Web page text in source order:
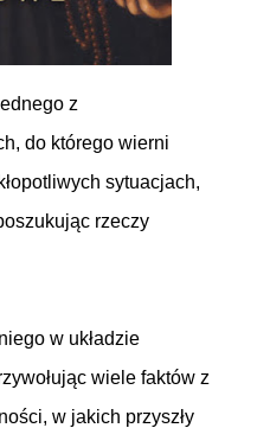
z
do którego wierni
sytuacjach,
rzeczy
w układzie
wiele faktów z
w jakich przyszły